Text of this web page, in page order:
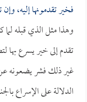
فخير تقدمونها إليه،
وهذا مثل الذي قبله لما
تقدم إلى خير يسرع بها
غير ذلك فشر يضعونه
الدلالة على الإسراع